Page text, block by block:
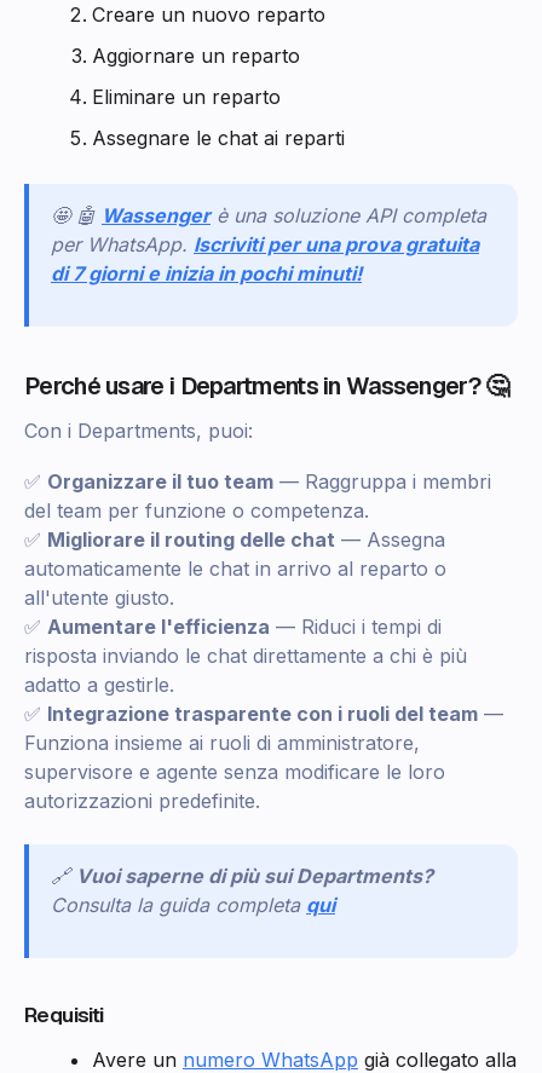
Creare un nuovo reparto
Aggiornare un reparto
Eliminare un reparto
Assegnare le chat ai reparti
🤩 🤖 Wassenger è una soluzione API completa
per WhatsApp. Iscriviti per una prova gratuita
di 7 giorni e inizia in pochi minuti!
Perché usare i Departments in Wassenger? 🤔
Con i Departments, puoi:
✅ Organizzare il tuo team — Raggruppa i membri
del team per funzione o competenza.
✅ Migliorare il routing delle chat — Assegna
automaticamente le chat in arrivo al reparto o
all'utente giusto.
✅ Aumentare l'efficienza — Riduci i tempi di
risposta inviando le chat direttamente a chi è più
adatto a gestirle.
✅ Integrazione trasparente con i ruoli del team —
Funziona insieme ai ruoli di amministratore,
supervisore e agente senza modificare le loro
autorizzazioni predefinite.
🔗 Vuoi saperne di più sui Departments?
Consulta la guida completa qui
Requisiti
Avere un numero WhatsApp già collegato alla